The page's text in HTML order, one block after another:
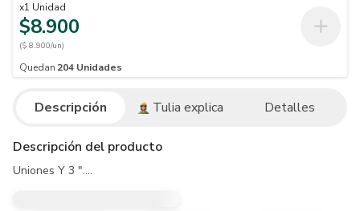
x1 Unidad
$8.900
($ 8.900/un)
Quedan 204 Unidades
Descripción Tulia explica Detalles
Descripción del producto
Uniones Y 3 "....